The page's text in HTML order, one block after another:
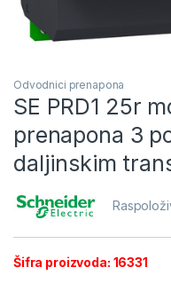
Odvodnici prenapona
SE PRD1 25r
prenapona 3
daljinskim
Šifra proizvoda: 16331